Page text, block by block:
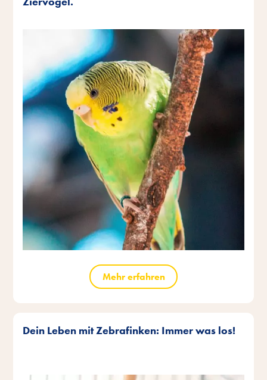
Mehr erfahren
Dein Leben mit Zebrafinken: Immer was los!